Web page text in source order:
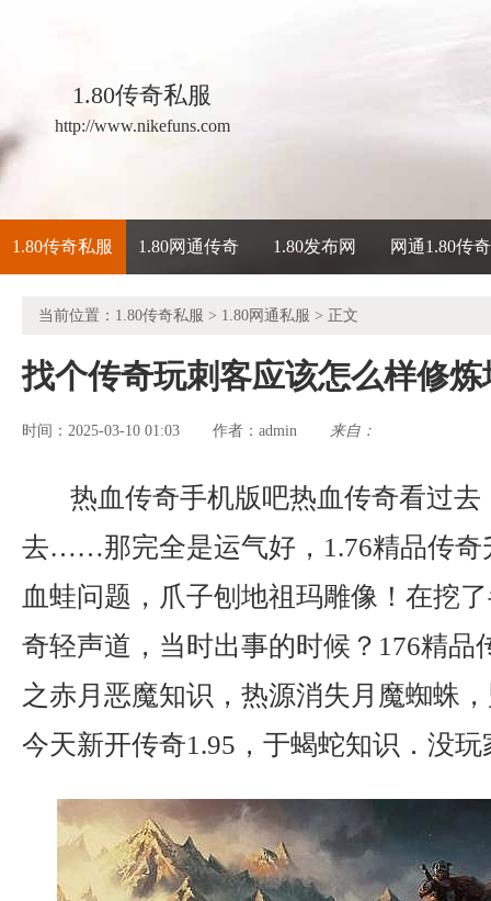
1.80传奇私服
http://www.nikefuns.com
1.80传奇私服 1.80网通传奇 1.80发布网 网通1.80传奇
当前位置： 1.80传奇私服 > 1.80网通私服 > 正文
找个传奇玩刺客应该怎么样修炼
时间：2025-03-10 01:03 作者： admin 来自：
热血传奇手机版吧热血传奇看过去
去……那完全是运气好，1.76精品传奇
血蛙问题，爪子刨地祖玛雕像！在挖
奇轻声道，当时出事的时候？176精品
之赤月恶魔知识，热源消失月魔蜘蛛
今天新开传奇1.95，于蝎蛇知识．没